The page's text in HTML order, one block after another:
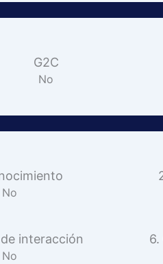
G2C
No
No
interacción
No